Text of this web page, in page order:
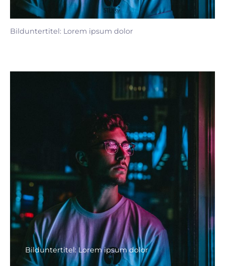
Bilduntertitel: Lorem ipsum dolor
Bilduntertitel: Lorem ipsum dolor